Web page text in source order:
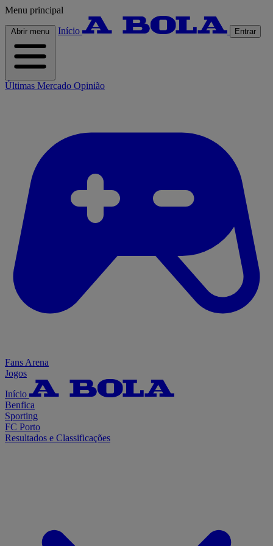
Menu principal
Abrir menu Início Entrar
Últimas Mercado Opinião
Fans Arena
Jogos
Início
Benfica
Sporting
FC Porto
Resultados e Classificações